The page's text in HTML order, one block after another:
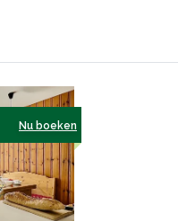
Nu boeken